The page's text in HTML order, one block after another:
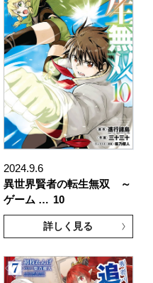
2024.9.6
異世界賢者の転生無双 ～
ゲーム … 10
詳しく見る